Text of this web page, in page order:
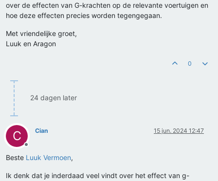
over de effecten van G-krachten op de relevante voertuigen en
hoe deze effecten precies worden tegengegaan.
Met vriendelijke groet,
Luuk en Aragon
0
24 dagen later
C
Offline
Cian 15 jun. 2024 12:47
Beste Luuk Vermoen,
Ik denk dat je inderdaad veel vindt over het effect van g-